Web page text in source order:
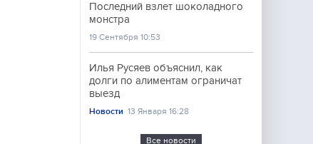
Последний взлет шоколадного
монстра
19 Сентября 10:53
Илья Русяев объяснил, как
долги по алиментам ограничат
выезд
Новости 13 Января 16:28
Все новости